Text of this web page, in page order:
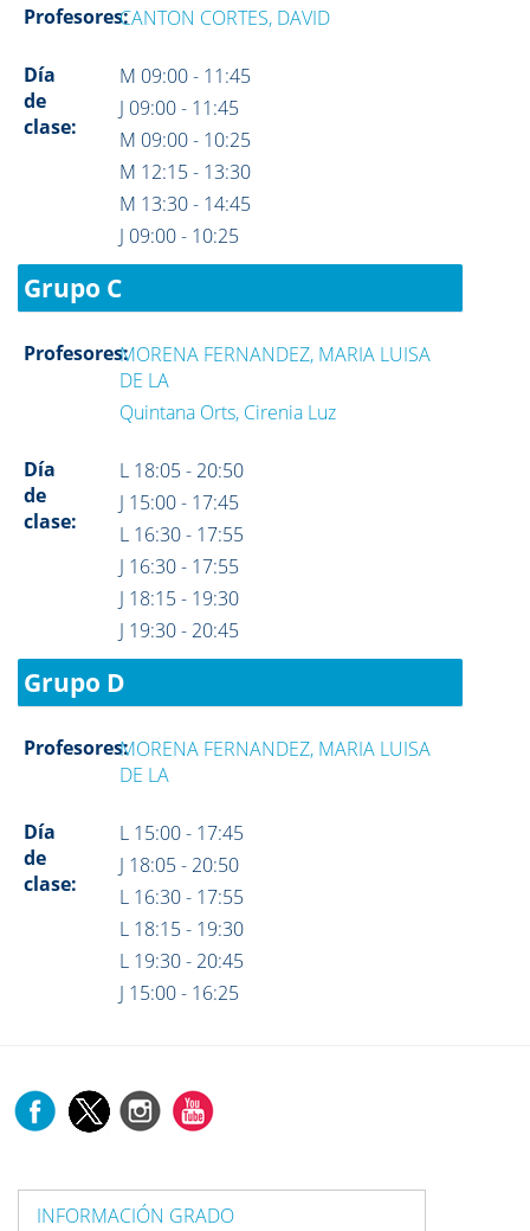
Profesores:CANTON CORTES, DAVID
Día
de
clase:
M 09:00 - 11:45
J 09:00 - 11:45
M 09:00 - 10:25
M 12:15 - 13:30
M 13:30 - 14:45
J 09:00 - 10:25
Grupo C
Profesores:MORENA FERNANDEZ, MARIA LUISA
DE LA
Quintana Orts, Cirenia Luz
Día
de
clase:
L 18:05 - 20:50
J 15:00 - 17:45
L 16:30 - 17:55
J 16:30 - 17:55
J 18:15 - 19:30
J 19:30 - 20:45
Grupo D
Profesores:MORENA FERNANDEZ, MARIA LUISA
DE LA
Día
de
clase:
L 15:00 - 17:45
J 18:05 - 20:50
L 16:30 - 17:55
L 18:15 - 19:30
L 19:30 - 20:45
J 15:00 - 16:25
INFORMACIÓN GRADO